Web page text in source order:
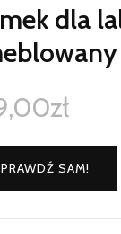
dla
zł
SAM!